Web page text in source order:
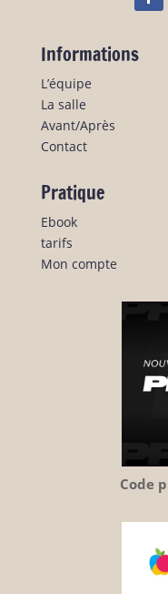
Informations
L’équipe
La salle
Avant/Après
Contact
Pratique
Ebook
tarifs
Mon compte
Code